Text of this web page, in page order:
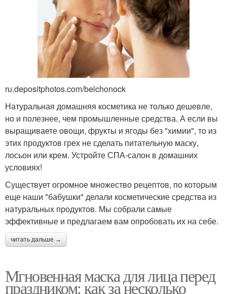
ru.depositphotos.com/belchonock
Натуральная домашняя косметика не только дешевле,
но и полезнее, чем промышленные средства. А если вы
выращиваете овощи, фрукты и ягоды без "химии", то из
этих продуктов грех не сделать питательную маску,
лосьон или крем. Устройте СПА-салон в домашних
условиях!
Существует огромное множество рецептов, по которым
еще наши "бабушки" делали косметические средства из
натуральных продуктов. Мы собрали самые
эффективные и предлагаем вам опробовать их на себе.
читать дальше →
Мгновенная маска для лица перед
праздником: как за несколько